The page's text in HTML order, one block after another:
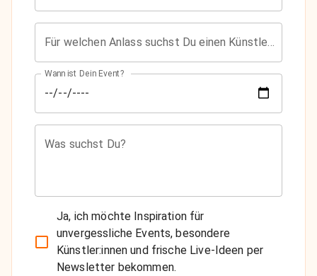
Wann ist Dein Event?
Was suchst Du?
Ja, ich möchte Inspiration für
unvergessliche Events, besondere
Künstler:innen und frische Live-Ideen per
Newsletter bekommen.